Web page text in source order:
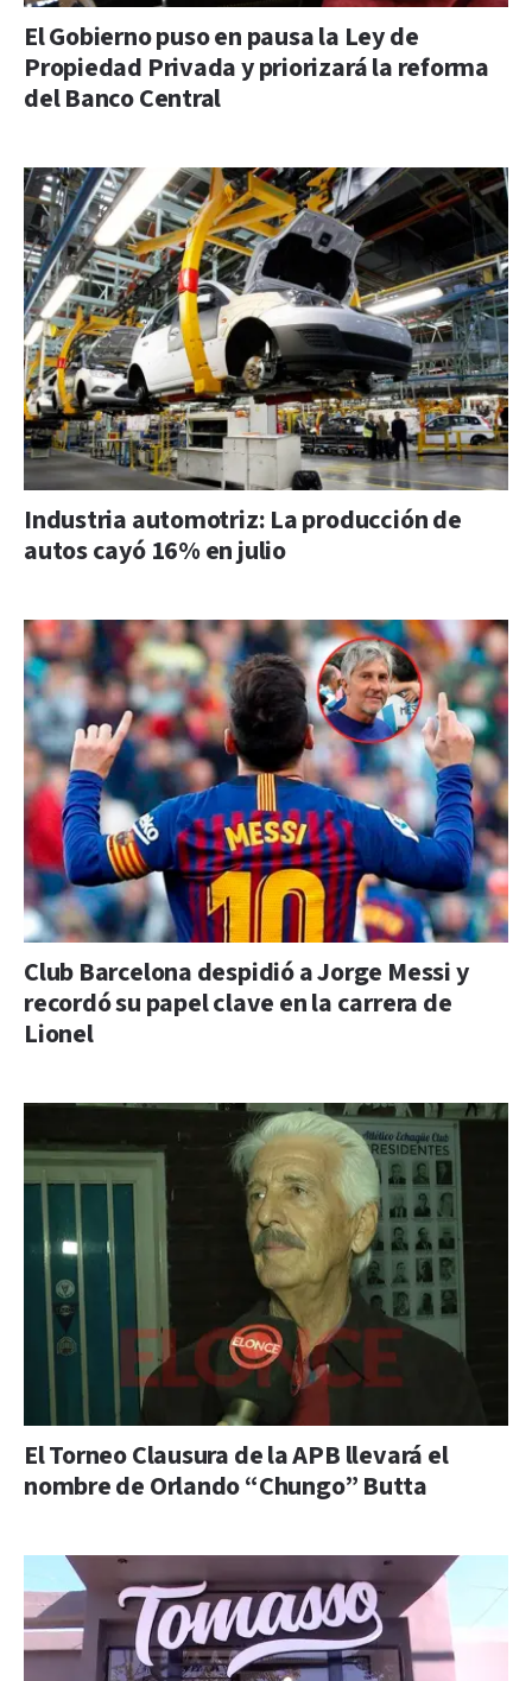
El Gobierno puso en pausa la Ley de
Propiedad Privada y priorizará la reforma
del Banco Central
Industria automotriz: La producción de
autos cayó 16% en julio
Club Barcelona despidió a Jorge Messi y
recordó su papel clave en la carrera de
Lionel
El Torneo Clausura de la APB llevará el
nombre de Orlando “Chungo” Butta